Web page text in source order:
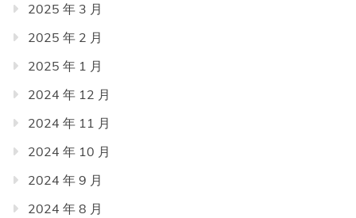
2025 年 3 月
2025 年 2 月
2025 年 1 月
2024 年 12 月
2024 年 11 月
2024 年 10 月
2024 年 9 月
2024 年 8 月